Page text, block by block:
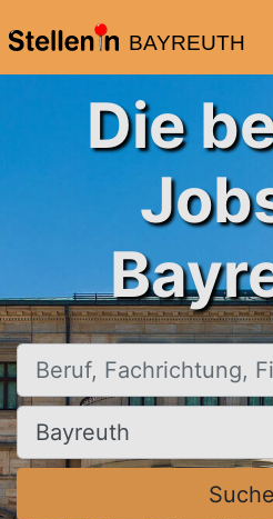
BAYREUTH
Die
Beruf, Fachrichtung, Firma
Ort, Stadt